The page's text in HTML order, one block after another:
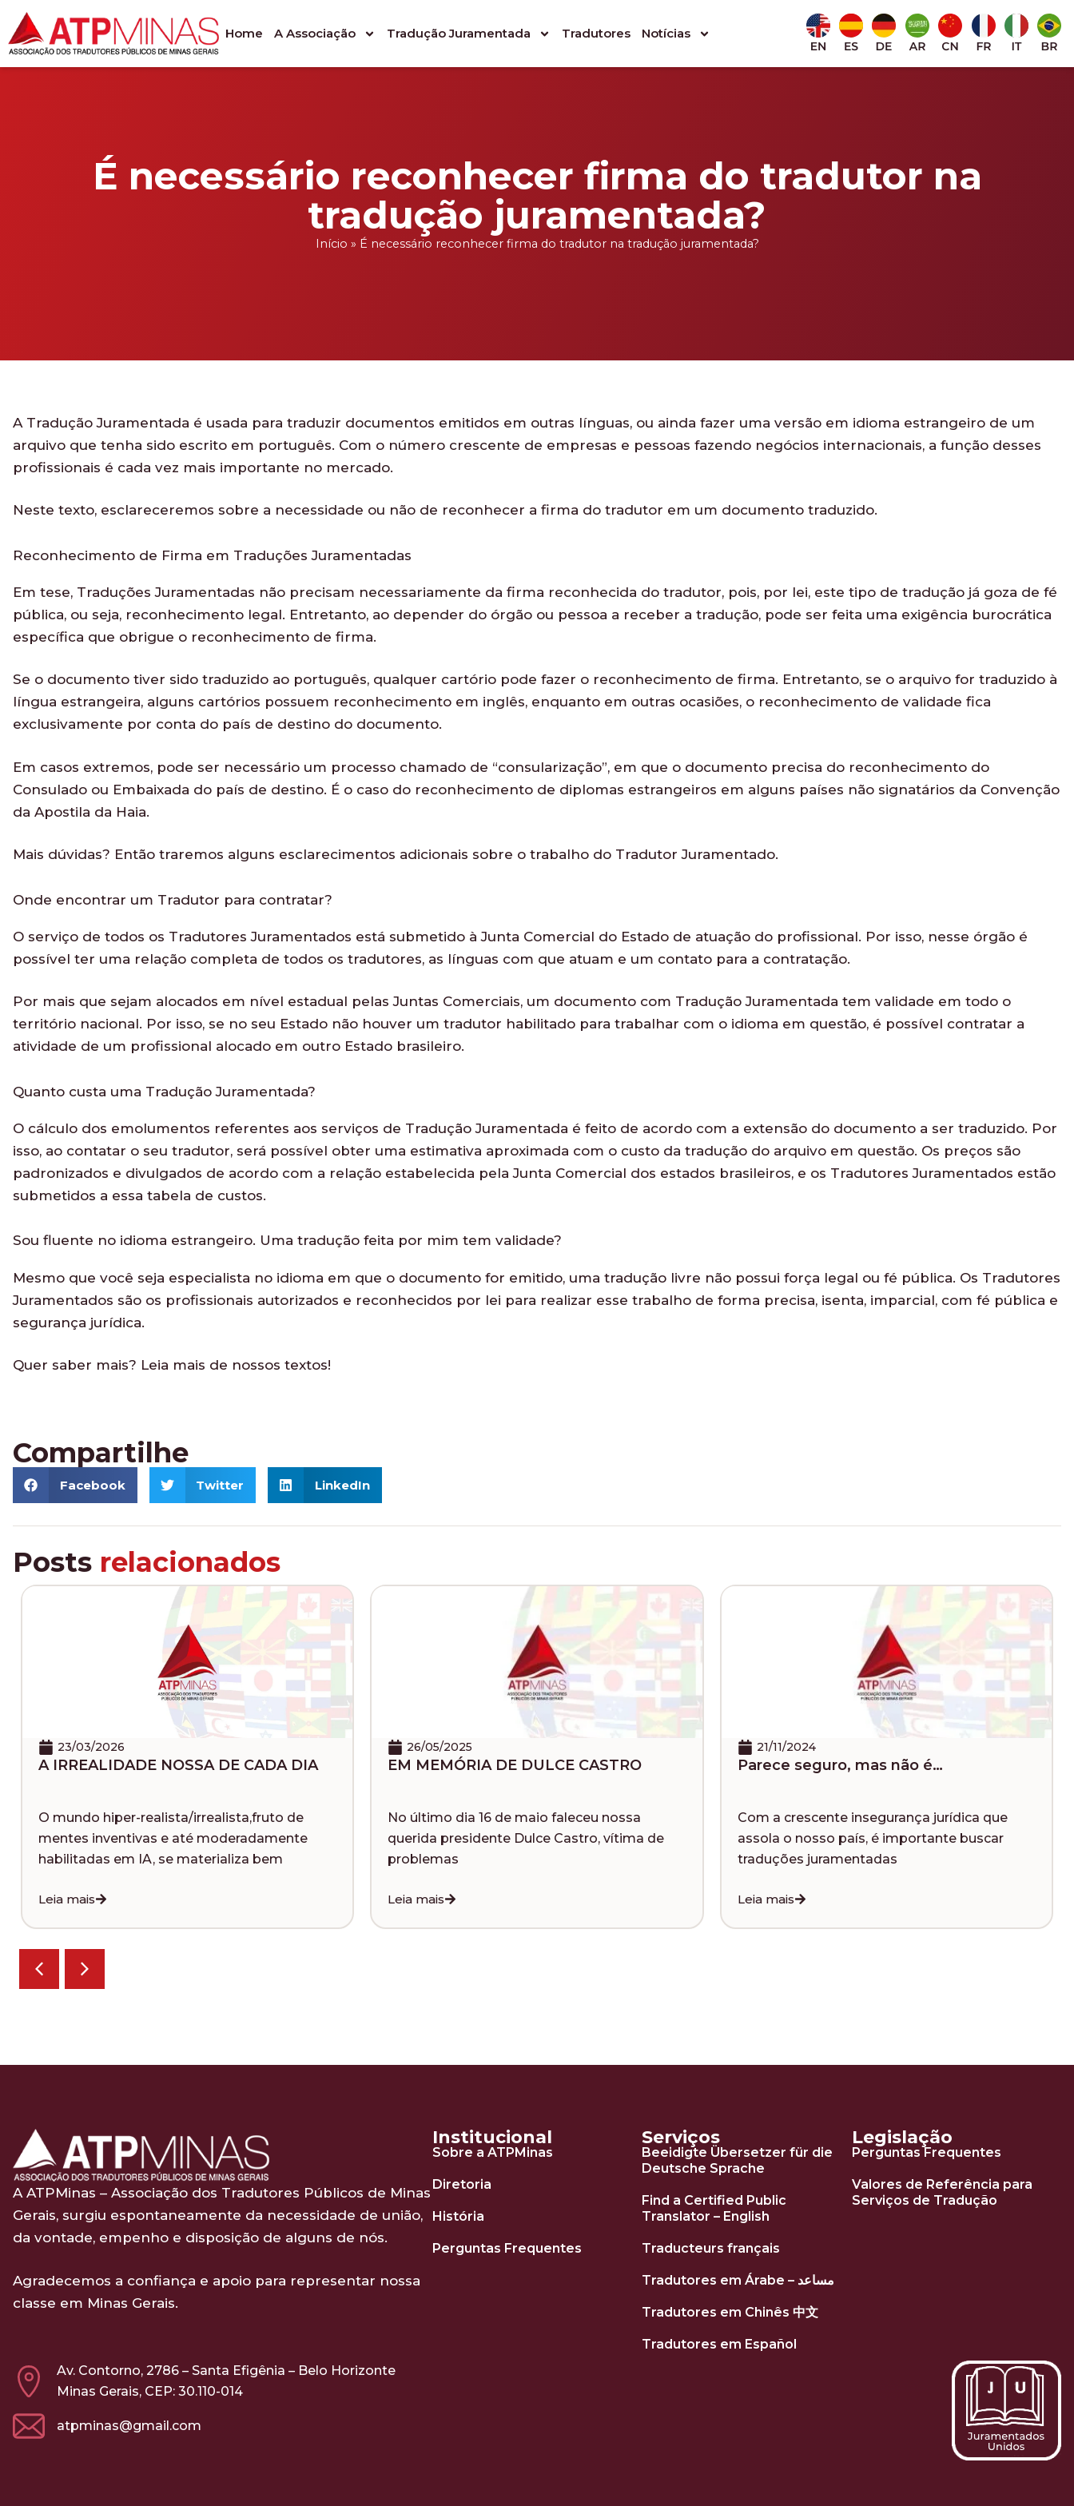
para
Home A Associação Tradução Juramentada Tradutores Notícias
É necessário reconhecer firma do tradutor na
tradução juramentada?
Início » É necessário reconhecer firma do tradutor na tradução juramentada?
A Tradução Juramentada é usada para traduzir documentos emitidos em outras línguas, ou ainda fazer uma versão em idioma estrangeiro de um
arquivo que tenha sido escrito em português. Com o número crescente de empresas e pessoas fazendo negócios internacionais, a função desses
profissionais é cada vez mais importante no mercado.
Neste texto, esclareceremos sobre a necessidade ou não de reconhecer a firma do tradutor em um documento traduzido.
Reconhecimento de Firma em Traduções Juramentadas
Em tese, Traduções Juramentadas não precisam necessariamente da firma reconhecida do tradutor, pois, por lei, este tipo de tradução já goza de fé
pública, ou seja, reconhecimento legal. Entretanto, ao depender do órgão ou pessoa a receber a tradução, pode ser feita uma exigência burocrática
específica que obrigue o reconhecimento de firma.
Se o documento tiver sido traduzido ao português, qualquer cartório pode fazer o reconhecimento de firma. Entretanto, se o arquivo for traduzido à
língua estrangeira, alguns cartórios possuem reconhecimento em inglês, enquanto em outras ocasiões, o reconhecimento de validade fica
exclusivamente por conta do país de destino do documento.
Em casos extremos, pode ser necessário um processo chamado de “consularização”, em que o documento precisa do reconhecimento do
Consulado ou Embaixada do país de destino. É o caso do reconhecimento de diplomas estrangeiros em alguns países não signatários da Convenção
da Apostila da Haia.
Mais dúvidas? Então traremos alguns esclarecimentos adicionais sobre o trabalho do Tradutor Juramentado.
Onde encontrar um Tradutor para contratar?
O serviço de todos os Tradutores Juramentados está submetido à Junta Comercial do Estado de atuação do profissional. Por isso, nesse órgão é
possível ter uma relação completa de todos os tradutores, as línguas com que atuam e um contato para a contratação.
Por mais que sejam alocados em nível estadual pelas Juntas Comerciais, um documento com Tradução Juramentada tem validade em todo o
território nacional. Por isso, se no seu Estado não houver um tradutor habilitado para trabalhar com o idioma em questão, é possível contratar a
atividade de um profissional alocado em outro Estado brasileiro.
Quanto custa uma Tradução Juramentada?
O cálculo dos emolumentos referentes aos serviços de Tradução Juramentada é feito de acordo com a extensão do documento a ser traduzido. Por
isso, ao contatar o seu tradutor, será possível obter uma estimativa aproximada com o custo da tradução do arquivo em questão. Os preços são
padronizados e divulgados de acordo com a relação estabelecida pela Junta Comercial dos estados brasileiros, e os Tradutores Juramentados estão
submetidos a essa tabela de custos.
Sou fluente no idioma estrangeiro. Uma tradução feita por mim tem validade?
Mesmo que você seja especialista no idioma em que o documento for emitido, uma tradução livre não possui força legal ou fé pública. Os Tradutores
Juramentados são os profissionais autorizados e reconhecidos por lei para realizar esse trabalho de forma precisa, isenta, imparcial, com fé pública e
segurança jurídica.
Quer saber mais? Leia mais de nossos textos!
Compartilhe
Facebook Twitter LinkedIn
Posts relacionados
23/03/2026
NOSSA DE CADA DIA
hiper-realista/irrealista,fruto de
inventivas e até moderadamente
em IA, se materializa bem
mais
26/05/2025
EM MEMÓRIA DE DULCE CASTRO
No último dia 16 de maio faleceu nossa
querida presidente Dulce Castro, vítima de
problemas
Leia mais
21/11/2024
Parece seguro, mas não é…
Com a crescente insegurança jurídica que
assola o nosso país, é importante buscar
traduções juramentadas
Leia mais
A ATPMinas – Associação dos Tradutores Públicos de Minas
Gerais, surgiu espontaneamente da necessidade de união,
da vontade, empenho e disposição de alguns de nós.
Agradecemos a confiança e apoio para representar nossa
classe em Minas Gerais.
Institucional
Sobre a ATPMinas
Diretoria
História
Perguntas Frequentes
Serviços
Beeidigte Übersetzer für die
Deutsche Sprache
Find a Certified Public
Translator – English
Traducteurs français
Tradutores em Árabe – مساعد
Tradutores em Chinês 中文
Tradutores em Español
Legislação
Perguntas Frequentes
Valores de Referência para
Serviços de Tradução
Av. Contorno, 2786 – Santa Efigênia – Belo Horizonte
Minas Gerais, CEP: 30.110-014
atpminas@gmail.com